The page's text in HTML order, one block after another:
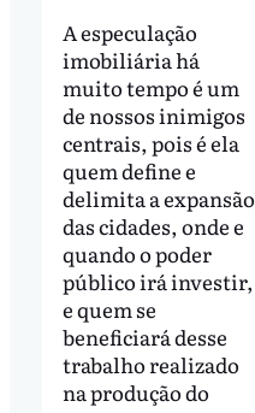
A especulação
imobiliária há
muito tempo é um
de nossos inimigos
centrais, pois é ela
quem define e
delimita a expansão
das cidades, onde e
quando o poder
público irá investir,
e quem se
beneficiará desse
trabalho realizado
na produção do